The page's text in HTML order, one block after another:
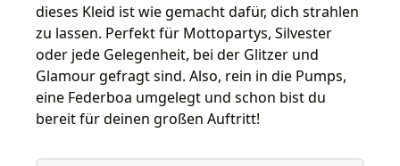
dieses Kleid ist wie gemacht dafür, dich strahlen
zu lassen. Perfekt für Mottopartys, Silvester
oder jede Gelegenheit, bei der Glitzer und
Glamour gefragt sind. Also, rein in die Pumps,
eine Federboa umgelegt und schon bist du
bereit für deinen großen Auftritt!